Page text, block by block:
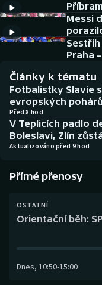
Americký fotbal
Baseball a softbal
Biatlon
Boby a skeleton
Curling
Dostihy
Futsal
NEPŘEHLÉDNĚTE
Soutěže
Aplikace ČT sport
AZ kvíz
Messi
Praha
Články k tématu
Fotbalistky Slavie
evropských
Před 8 hod
V Teplicích padlo
Boleslavi, Zlín
Aktualizováno před 9 hod
Přímé přenosy
OSTATNÍ
Orientační běh:
Dnes, 10:50-15:00